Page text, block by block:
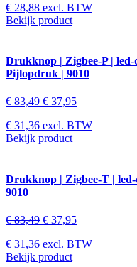
€ 28,88 excl. BTW
Bekijk product
Drukknop | Zigbee-P |
Pijlopdruk | 9010
€83,49 € 37,95
€ 31,36 excl. BTW
Bekijk product
Drukknop | Zigbee-T |
9010
€83,49 € 37,95
€ 31,36 excl. BTW
Bekijk product